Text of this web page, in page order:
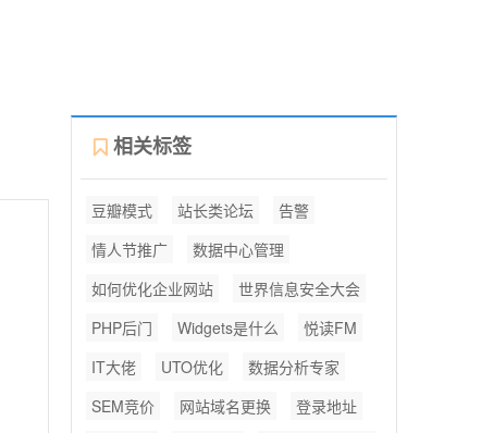
相关标签
豆瓣模式 站长类论坛
告警
情人节推广
数据中心管理
如何优化企业网站
世界信息安全大会
PHP后门
Widgets是什么
悦读FM
IT大佬
UTO优化
数据分析专家
SEM竞价
网站域名更换
登录地址